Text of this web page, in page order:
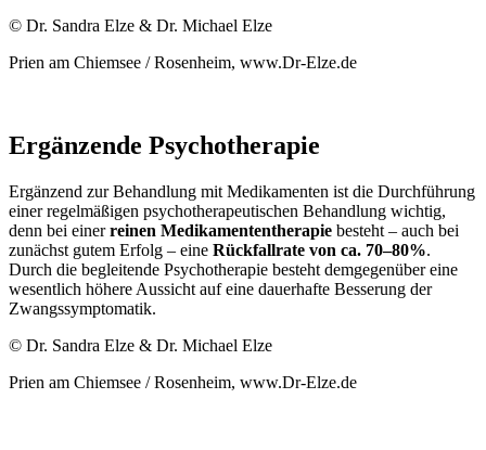
© Dr. Sandra Elze & Dr. Michael Elze
Prien am Chiemsee / Rosenheim, www.Dr-Elze.de
Ergänzende Psychotherapie
Ergänzend zur Behandlung mit Medikamenten ist die Durchführung
einer regelmäßigen psychotherapeutischen Behandlung wichtig,
denn bei einerreinen Medikamententherapie besteht – auch bei
zunächst gutem Erfolg – eine Rückfallrate von ca. 70–80%.
Durch die begleitende Psychotherapie besteht demgegenüber eine
wesentlich höhere Aussicht auf eine dauerhafte Besserung der
Zwangssymptomatik.
© Dr. Sandra Elze & Dr. Michael Elze
Prien am Chiemsee / Rosenheim, www.Dr-Elze.de